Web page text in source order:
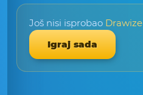
Još nisi isprobao Drawize
Igraj sada